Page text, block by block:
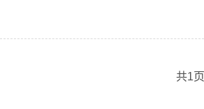
共1